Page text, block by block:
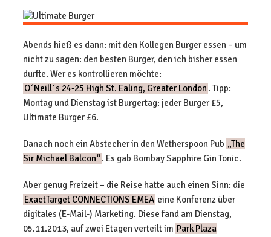
Abends hieß es dann: mit den Kollegen Burger essen – um
nicht zu sagen: den besten Burger, den ich bisher essen
durfte. Wer es kontrollieren möchte:
O´Neill´s 24-25 High St. Ealing, Greater London. Tipp:
Montag und Dienstag ist Burgertag: jeder Burger £5,
Ultimate Burger £6.
Danach noch ein Abstecher in den Wetherspoon Pub „The
Sir Michael Balcon“. Es gab Bombay Sapphire Gin Tonic.
Aber genug Freizeit – die Reise hatte auch einen Sinn: die
ExactTarget CONNECTIONS EMEA eine Konferenz über
digitales (E-Mail-) Marketing. Diese fand am Dienstag,
05.11.2013, auf zwei Etagen verteilt im Park Plaza